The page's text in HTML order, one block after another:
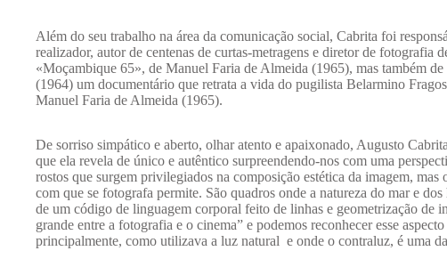
Além do seu trabalho na área da comunicação social, Cabrita foi
realizador, autor de centenas de curtas-metragens e diretor de
«Moçambique 65», de Manuel Faria de Almeida (1965), mas também
(1964) um documentário que retrata a vida do pugilista Belarmino
Manuel Faria de Almeida (1965).
De sorriso simpático e aberto, olhar atento e apaixonado, Augusto
que ela revela de único e autêntico surpreendendo-nos com uma
rostos que surgem privilegiados na composição estética da imagem,
com que se fotografa permite. São quadros onde a natureza do mar e
de um código de linguagem corporal feito de linhas e geometrização de
grande entre a fotografia e o cinema” e podemos reconhecer esse
principalmente, como utilizava a luz natural e onde o contraluz, é uma